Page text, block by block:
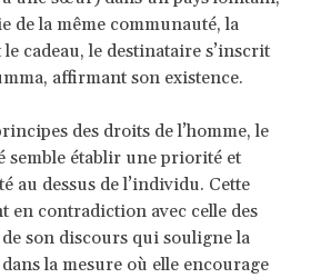
de la même communauté, la
cadeau, le destinataire s’inscrit
affirmant son existence.
des droits de l’homme, le
semble établir une priorité et
au dessus de l’individu. Cette
en contradiction avec celle des
son discours qui souligne la
la mesure où elle encourage